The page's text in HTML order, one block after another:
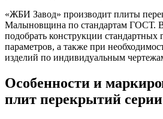
«ЖБИ Завод» производит плиты
Малыновщина по стандартам ГОСТ.
подобрать конструкции стандартных
параметров, а также при
изделий по индивидуальным
Особенности и
плит перекрытий